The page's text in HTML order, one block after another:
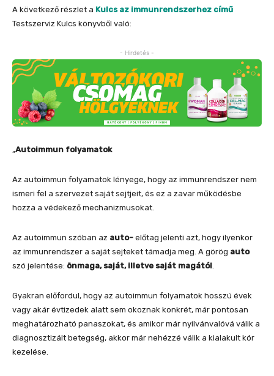
A következő részlet a Kulcs az immunrendszerhez című
Testszerviz Kulcs könyvből való:
- Hirdetés -
„Autoimmun folyamatok
Az autoimmun folyamatok lényege, hogy az immunrendszer nem
ismeri fel a szervezet saját sejtjeit, és ez a zavar működésbe
hozza a védekező mechanizmusokat.
Az autoimmun szóban az auto- előtag jelenti azt, hogy ilyenkor
az immunrendszer a saját sejteket támadja meg. A görög auto
szó jelentése: önmaga, saját, illetve saját magától
Gyakran előfordul, hogy az autoimmun folyamatok hosszú évek
vagy akár évtizedek alatt sem okoznak konkrét, már pontosan
meghatározható panaszokat, és amikor már nyilvánvalóvá válik a
diagnosztizált betegség, akkor már nehézzé válik a kialakult kór
kezelése.